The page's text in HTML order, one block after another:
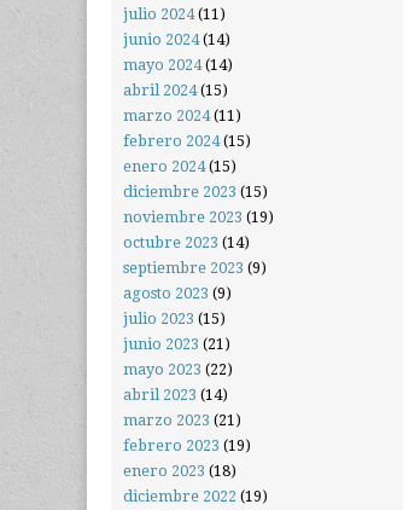
julio 2024(11)
junio 2024(14)
mayo 2024(14)
abril 2024(15)
marzo 2024(11)
febrero 2024(15)
enero 2024(15)
diciembre 2023 (15)
noviembre 2023 (19)
octubre 2023 (14)
septiembre 2023 (9)
agosto 2023 (9)
julio 2023 (15)
junio 2023 (21)
mayo 2023 (22)
abril 2023 (14)
marzo 2023 (21)
febrero 2023 (19)
enero 2023 (18)
diciembre 2022 (19)